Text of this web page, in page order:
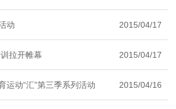
动 2015/04/17
拉开帷幕 2015/04/17
运动“汇”第三季系列活动 2015/04/16